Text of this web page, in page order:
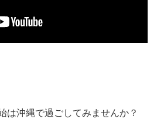
は沖縄で過ごしてみませんか？